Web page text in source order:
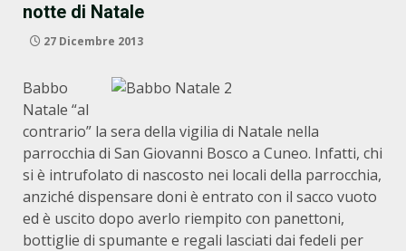
notte di Natale
27 Dicembre 2013
Babbo
Natale “al
contrario” la sera della vigilia di Natale nella
parrocchia di San Giovanni Bosco a Cuneo. Infatti, chi
si è intrufolato di nascosto nei locali della parrocchia,
anziché dispensare doni è entrato con il sacco vuoto
ed è uscito dopo averlo riempito con panettoni,
bottiglie di spumante e regali lasciati dai fedeli per